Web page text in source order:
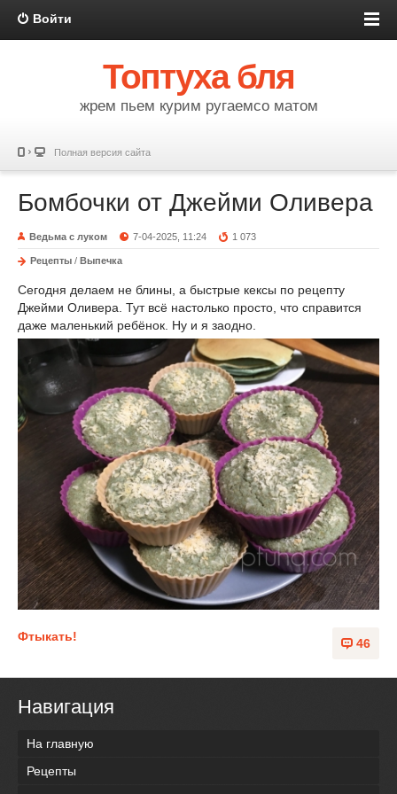
Войти
Топтуха бля
жрем пьем курим ругаемсо матом
Полная версия сайта
Бомбочки от Джейми Оливера
Ведьма с луком 7-04-2025, 11:24 1 073
Рецепты / Выпечка
Сегодня делаем не блины, а быстрые кексы по рецепту
Джейми Оливера. Тут всё настолько просто, что справится
даже маленький ребёнок. Ну и я заодно.
46
Фтыкать!
Навигация
На главную
Рецепты